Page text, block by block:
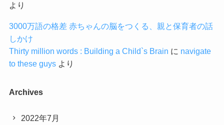
より
3000万語の格差 赤ちゃんの脳をつくる、親と保育者の話
しかけ
Thirty million words : Building a Child`s Brain に navigate
to these guysより
Archives
2022年7月